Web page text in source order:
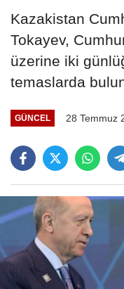
Kazakistan
Tokayev,
üzerine iki
temaslarda
GÜNCEL 28 Temmuz